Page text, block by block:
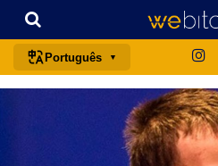
Português